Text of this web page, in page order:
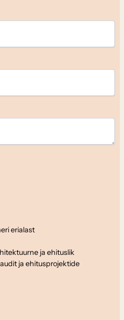
erialast
ja ehituslik
ja ehitusprojektide